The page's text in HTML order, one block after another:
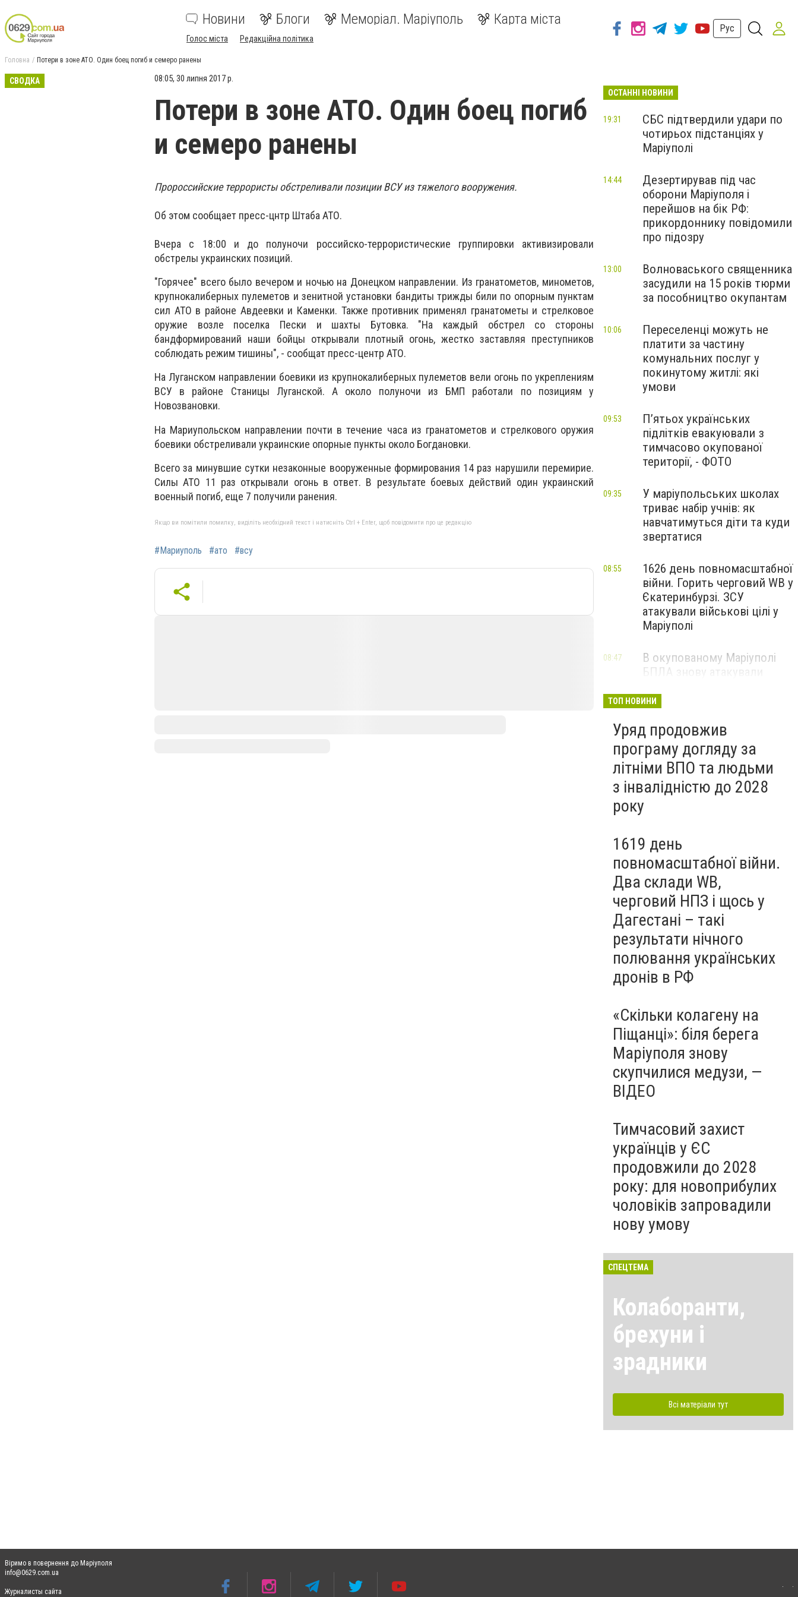
Новини Блоги Меморіал. Маріуполь Карта міста
Голос міста Редакційна політика
Рус
Головна Потери в зоне АТО. Один боец погиб и семеро ранены
СВОДКА 08:05, 30 липня 2017 р.
Потери в зоне АТО. Один боец погиб
и семеро ранены
Пророссийские террористы обстреливали позиции ВСУ из тяжелого вооружения.
Об этом сообщает пресс-цнтр Штаба АТО.
Вчера с 18:00 и до полуночи российско-террористические группировки активизировали
обстрелы украинских позиций.
"Горячее" всего было вечером и ночью на Донецком направлении. Из гранатометов, минометов,
крупнокалиберных пулеметов и зенитной установки бандиты трижды били по опорным пунктам
сил АТО в районе Авдеевки и Каменки. Также противник применял гранатометы и стрелковое
оружие возле поселка Пески и шахты Бутовка. "На каждый обстрел со стороны
бандформирований наши бойцы открывали плотный огонь, жестко заставляя преступников
соблюдать режим тишины", - сообщат пресс-центр АТО.
На Луганском направлении боевики из крупнокалиберных пулеметов вели огонь по укреплениям
ВСУ в районе Станицы Луганской. А около полуночи из БМП работали по позициям у
Новозвановки.
На Мариупольском направлении почти в течение часа из гранатометов и стрелкового оружия
боевики обстреливали украинские опорные пункты около Богдановки.
Всего за минувшие сутки незаконные вооруженные формирования 14 раз нарушили перемирие.
Силы АТО 11 раз открывали огонь в ответ. В результате боевых действий один украинский
военный погиб, еще 7 получили ранения.
Якщо ви помітили помилку, виділіть необхідний текст і натисніть Ctrl + Enter, щоб повідомити про це редакцію
#Мариуполь #ато #всу
ОСТАННІ НОВИНИ
СБС підтвердили удари по
чотирьох підстанціях у
Маріуполі
19:31
Дезертирував під час
оборони Маріуполя і
перейшов на бік РФ:
прикордоннику повідомили
про підозру
14:44
Волноваського священника
засудили на 15 років тюрми
за пособництво окупантам
13:00
Переселенці можуть не
платити за частину
комунальних послуг у
покинутому житлі: які
умови
10:06
П’ятьох українських
підлітків евакуювали з
тимчасово окупованої
території, - ФОТО
09:53
У маріупольських школах
триває набір учнів: як
навчатимуться діти та куди
звертатися
09:35
1626 день повномасштабної
війни. Горить черговий WB у
Єкатеринбурзі. ЗСУ
атакували військові цілі у
Маріуполі
08:55
В окупованому Маріуполі
БПЛА знову атакували
— ВІДЕО
08:47
ТОП НОВИНИ
Уряд продовжив
програму догляду за
літніми ВПО та людьми
з інвалідністю до 2028
року
1619 день
повномасштабної війни.
Два склади WB,
черговий НПЗ і щось у
Дагестані – такі
результати нічного
полювання українських
дронів в РФ
«Скільки колагену на
Піщанці»: біля берега
Маріуполя знову
скупчилися медузи, —
ВІДЕО
Тимчасовий захист
українців у ЄС
продовжили до 2028
року: для новоприбулих
чоловіків запровадили
нову умову
СПЕЦТЕМА
Колаборанти,
брехуни і
зрадники
Всі матеріали тут
Віримо в повернення до Маріуполя
info@0629.com.ua
Журналисты сайта